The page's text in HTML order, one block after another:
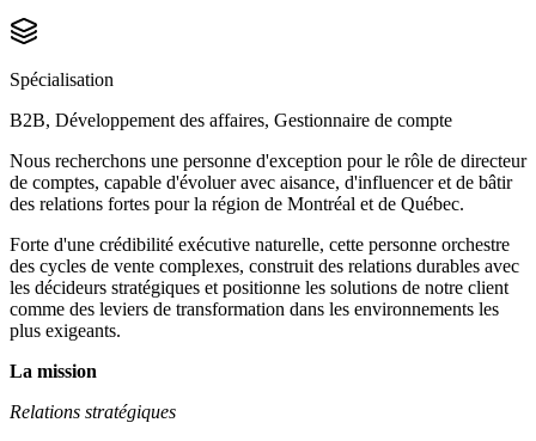
Spécialisation
B2B, Développement des affaires, Gestionnaire de compte
Nous recherchons une personne d'exception pour le rôle de directeur
de comptes, capable d'évoluer avec aisance, d'influencer et de bâtir
des relations fortes pour la région de Montréal et de Québec.
Forte d'une crédibilité exécutive naturelle, cette personne orchestre
des cycles de vente complexes, construit des relations durables avec
les décideurs stratégiques et positionne les solutions de notre client
comme des leviers de transformation dans les environnements les
plus exigeants.
La mission
Relations stratégiques